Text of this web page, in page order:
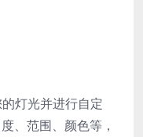
灯光并进行自定
、范围、颜色等，